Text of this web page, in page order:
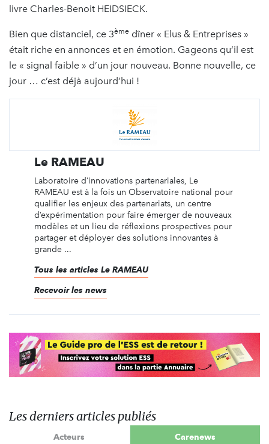
livre Charles-Benoit HEIDSIECK.
Bien que distanciel, ce 3ème dîner « Elus & Entreprises »
était riche en annonces et en émotion. Gageons qu’il est
le « signal faible » d’un jour nouveau. Bonne nouvelle, ce
jour … c’est déjà aujourd’hui !
Le RAMEAU
Laboratoire d’innovations partenariales, Le
RAMEAU est à la fois un Observatoire national pour
qualifier les enjeux des partenariats, un centre
d’expérimentation pour faire émerger de nouveaux
modèles et un lieu de réflexions prospectives pour
partager et déployer des solutions innovantes à
grande ...
Tous les articles Le RAMEAU
Recevoir les news
Les derniers articles publiés
Acteurs Carenews